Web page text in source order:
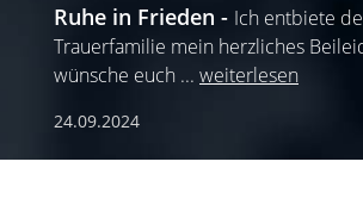
Ruhe in Frieden
Ich entbiete
Trauerfamilie mein herzliches
wünsche euch ... weiterlesen
24.09.2024